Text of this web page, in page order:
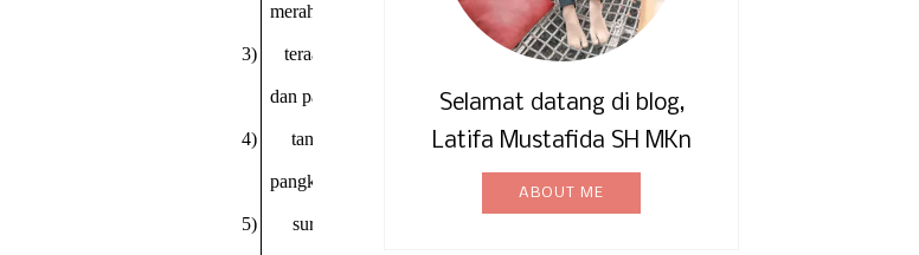
merah 4x6 sebanyak 2 lembar;
3) teraan tapak cap/stempel, contoh tanda yangan
dan paraf;
4) tanda terima yang sah atas pembayaran uang
pangkal dan iuran wajib anggota;
5) surat pernyataan untuk tunduk dan taat pada
Selamat datang di blog,
Latifa Mustafida SH MKn
ABOUT ME